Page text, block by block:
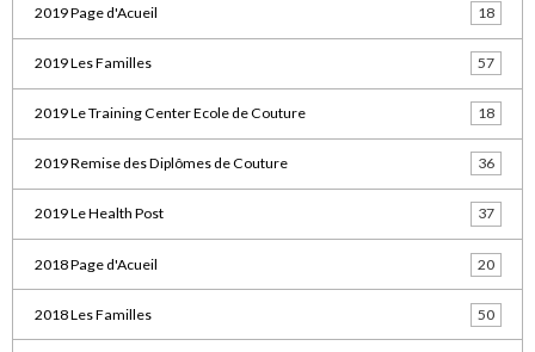
2019 Page d'Acueil 18
2019 Les Familles 57
2019 Le Training Center Ecole de Couture 18
2019 Remise des Diplômes de Couture 36
2019 Le Health Post 37
2018 Page d'Acueil 20
2018 Les Familles 50